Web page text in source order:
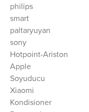
philips
smart
paltaryuyan
sony
Hotpoint-Ariston
Apple
Soyuducu
Xiaomi
Kondisioner